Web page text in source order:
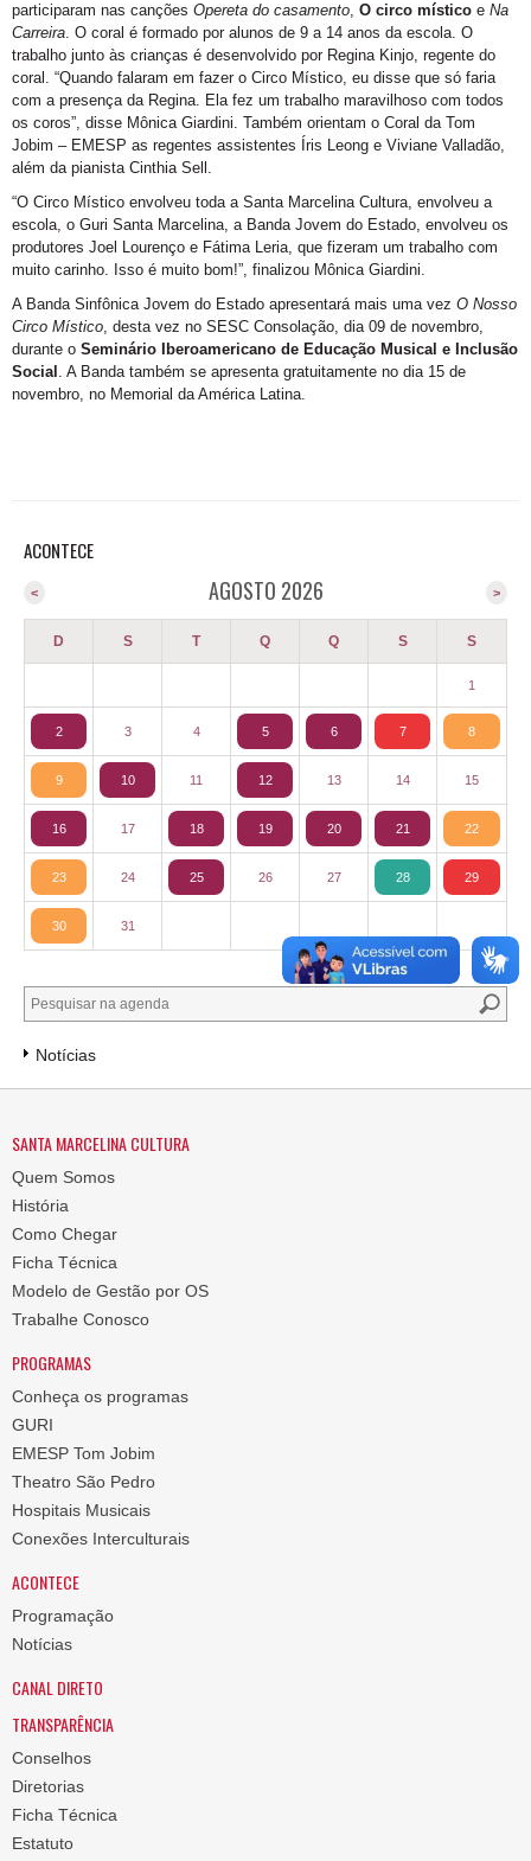
participaram nas canções Opereta do casamento, O circo místico e Na
Carreira. O coral é formado por alunos de 9 a 14 anos da escola. O
trabalho junto às crianças é desenvolvido por Regina Kinjo, regente do
coral. “Quando falaram em fazer o Circo Místico, eu disse que só faria
com a presença da Regina. Ela fez um trabalho maravilhoso com todos
os coros”, disse Mônica Giardini. Também orientam o Coral da Tom
Jobim – EMESP as regentes assistentes Íris Leong e Viviane Valladão,
além da pianista Cinthia Sell.
“O Circo Místico envolveu toda a Santa Marcelina Cultura, envolveu a
escola, o Guri Santa Marcelina, a Banda Jovem do Estado, envolveu os
produtores Joel Lourenço e Fátima Leria, que fizeram um trabalho com
muito carinho. Isso é muito bom!”, finalizou Mônica Giardini.
A Banda Sinfônica Jovem do Estado apresentará mais uma vez O Nosso
Circo Místico, desta vez no SESC Consolação, dia 09 de novembro,
durante o Seminário Iberoamericano de Educação Musical e Inclusão
Social . A Banda também se apresenta gratuitamente no dia 15 de
novembro, no Memorial da América Latina.
ACONTECE
AGOSTO 2026 >
<
D S T Q Q S S
1
2 3 4 5 6 7 8
9 10 11 12 13 14 15
16 17 18 19 20 21 22
23 24 25 26 27 28 29
30 31
Notícias
SANTA MARCELINA CULTURA
Quem Somos
História
Como Chegar
Ficha Técnica
Modelo de Gestão por OS
Trabalhe Conosco
PROGRAMAS
Conheça os programas
GURI
EMESP Tom Jobim
Theatro São Pedro
Hospitais Musicais
Conexões Interculturais
ACONTECE
Programação
Notícias
CANAL DIRETO
TRANSPARÊNCIA
Conselhos
Diretorias
Ficha Técnica
Estatuto